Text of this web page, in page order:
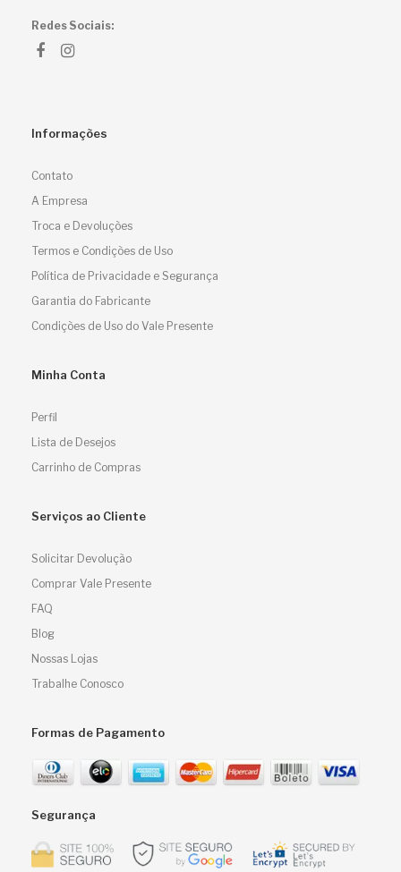
Redes Sociais:
Informações
Contato
A Empresa
Troca e Devoluções
Termos e Condições de Uso
Política de Privacidade e Segurança
Garantia do Fabricante
Condições de Uso do Vale Presente
Minha Conta
Perfil
Lista de Desejos
Carrinho de Compras
Serviços ao Cliente
Solicitar Devolução
Comprar Vale Presente
FAQ
Blog
Nossas Lojas
Trabalhe Conosco
Formas de Pagamento
Segurança